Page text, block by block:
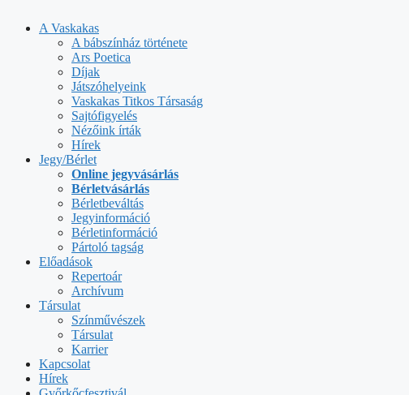
tartalomba
A Vaskakas
A bábszínház története
Ars Poetica
Díjak
Játszóhelyeink
Vaskakas Titkos Társaság
Sajtófigyelés
Nézőink írták
Hírek
Jegy/Bérlet
Online jegyvásárlás
Bérletvásárlás
Bérletbeváltás
Jegyinformáció
Bérletinformáció
Pártoló tagság
Előadások
Repertoár
Archívum
Társulat
Színművészek
Társulat
Karrier
Kapcsolat
Hírek